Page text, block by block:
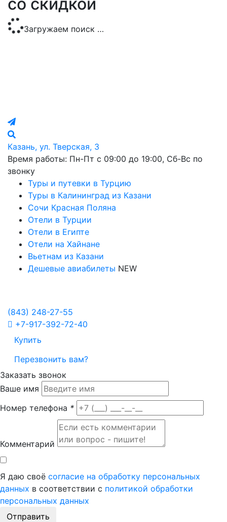
Загружаем поиск …
Казань, ул. Тверская, 3
Время работы: Пн-Пт с 09:00 до 19:00, Сб-Вс по
звонку
Туры и путевки в Турцию
Туры в Калининград из Казани
Сочи Красная Поляна
Отели в Турции
Отели в Египте
Отели на Хайнане
Вьетнам из Казани
Дешевые авиабилеты NEW
(843) 248-27-55
+7-917-392-72-40
Купить
Перезвонить вам?
Заказать звонок
Ваше имя
Номер телефона *
Комментарий
Я даю своё согласие на обработку персональных
данных в соответствии с политикой обработки
персональных данных
Отправить